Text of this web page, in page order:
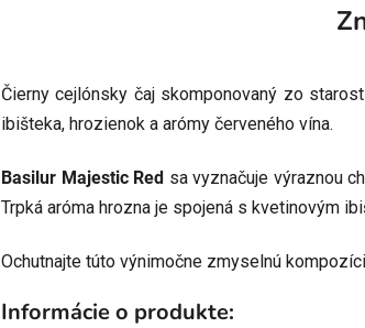
Čierny cejlónsky čaj skomponovaný zo
ibišteka, hrozienok a arómy červeného vína.
Basilur Majestic Red sa vyznačuje výraznou
Trpká aróma hrozna je spojená s kvetinovým
Ochutnajte túto výnimočne zmyselnú
Informácie o produkte: